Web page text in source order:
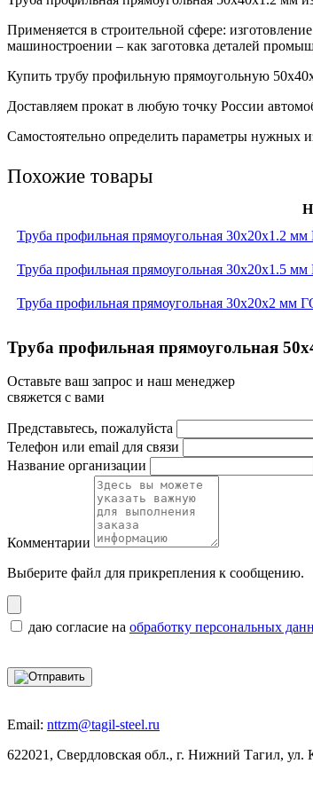
Применяется в строительной сфере:
машиностроении – как заготовка деталей
Купить трубу профильную прямоугольную
Доставляем прокат в любую точку России
Самостоятельно определить параметры нужных
Похожие товары
Труба профильная прямоугольная 30x20x1.2
Труба профильная прямоугольная 30x20x1.5
Труба профильная прямоугольная 30x20x2 мм
Труба профильная прямоугольная
Оставьте ваш запрос и наш менеджер
свяжется с вами
Представьтесь, пожалуйста
Телефон или email для связи
Название организации
Комментарии
Выберите файл для прикрепления к сообщению.
даю согласие на обработку персональных
Email: nttzm@tagil-steel.ru
622021, Свердловская обл., г. Нижний Тагил, ул.